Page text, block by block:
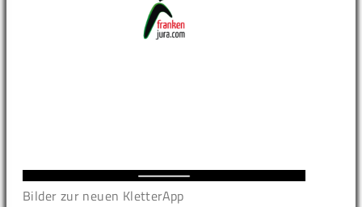
Bilder zur neuen KletterApp